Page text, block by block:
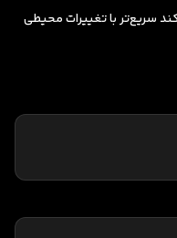
سریع‌تر با تغییرات محیطی